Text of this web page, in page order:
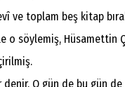
ve toplam beş kitap
o söylemiş, Hüsamettin
O gün de bu gün de